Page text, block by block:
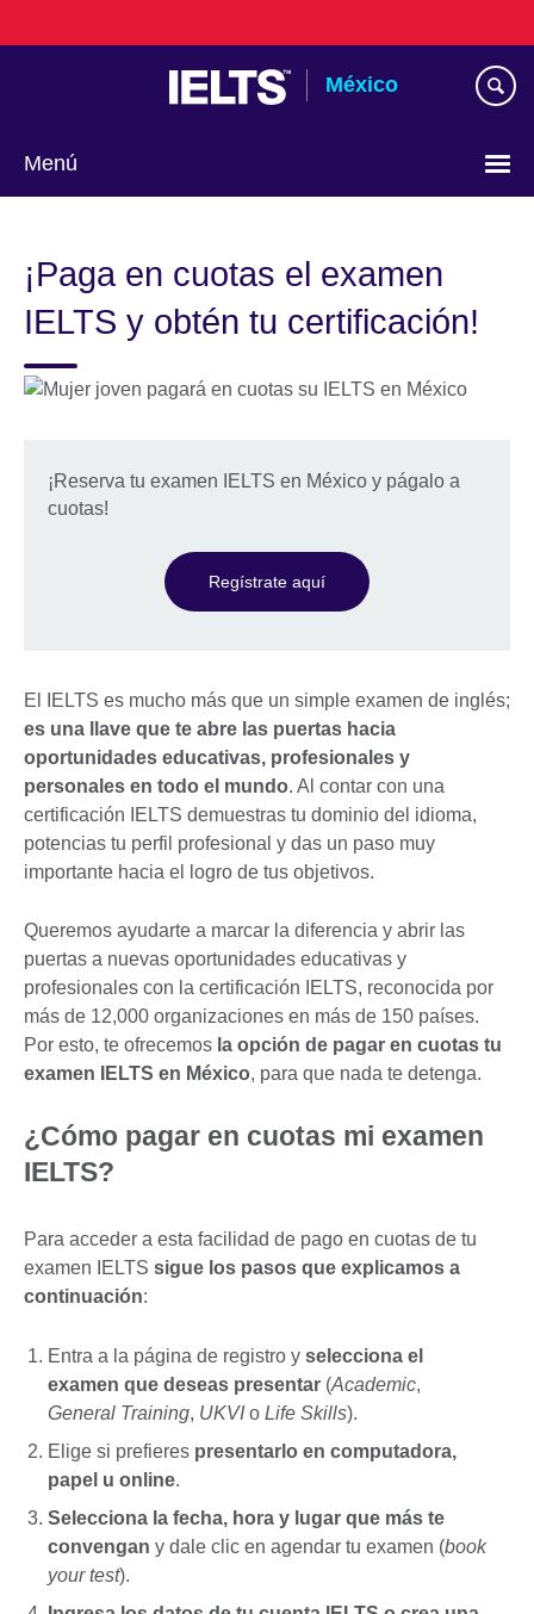
to
México
Menú
language
¡Paga en cuotas el examen
IELTS y obtén tu certificación!
¡Reserva tu examen IELTS en México y págalo a
cuotas!
Regístrate aquí
El IELTS es mucho más que un simple examen de inglés;
es una llave que te abre las puertas hacia
oportunidades educativas, profesionales y
personales en todo el mundo. Al contar con una
certificación IELTS demuestras tu dominio del idioma,
potencias tu perfil profesional y das un paso muy
importante hacia el logro de tus objetivos.
Queremos ayudarte a marcar la diferencia y abrir las
puertas a nuevas oportunidades educativas y
profesionales con la certificación IELTS, reconocida por
más de 12,000 organizaciones en más de 150 países.
Por esto, te ofrecemos la opción de pagar en cuotas tu
examen IELTS en México, para que nada te detenga.
¿Cómo pagar en cuotas mi examen
IELTS?
Para acceder a esta facilidad de pago en cuotas de tu
examen IELTS sigue los pasos que explicamos a
continuación:
Entra a la página de registro y selecciona el
examen que deseas presentar (Academic,
General Training, UKVIo Life Skills).
Elige si prefieres presentarlo en computadora,
papel u online.
Selecciona la fecha, hora y lugar que más te
convengan y dale clic en agendar tu examen (book
your test).